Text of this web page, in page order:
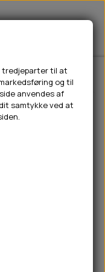
& NÆSE
Halsbånd NYC basic
tredjeparter til at
og til
anvendes af
samtykke ved at